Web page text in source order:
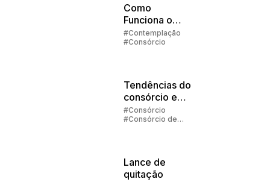
Como
Funciona o
Faturamento
de
#Contemplação
#Consórcio
Tendências do
consórcio em
2025
#Consórcio
#Consórcio de
Lance de
quitação